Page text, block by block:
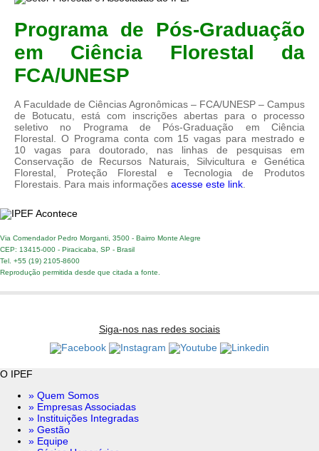
Programa de Pós-Graduação
em Ciência Florestal da
FCA/UNESP
A Faculdade de Ciências Agronômicas – FCA/UNESP – Campus
de Botucatu, está com inscrições abertas para o processo
seletivo no Programa de Pós-Graduação em Ciência
Florestal. O Programa conta com 15 vagas para mestrado e
10 vagas para doutorado, nas linhas de pesquisas em
Conservação de Recursos Naturais, Silvicultura e Genética
Florestal, Proteção Florestal e Tecnologia de Produtos
Florestais. Para mais informações acesse este link
Via Comendador Pedro Morganti, 3500 - Bairro Monte Alegre
CEP: 13415-000 - Piracicaba, SP - Brasil
Tel. +55 (19) 2105-8600
Reprodução permitida desde que citada a fonte.
Siga-nos nas redes sociais
O IPEF
» Quem Somos
» Empresas Associadas
» Instituições Integradas
» Gestão
» Equipe